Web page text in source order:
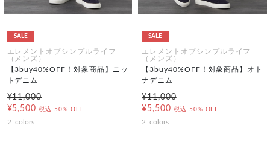
SALE
エレメントオブシンプルライフ
（メンズ）
【3buy40%OFF！対象商品】ニッ
トデニム
¥11,000
¥5,500 税込 50% OFF
2 colors
SALE
エレメントオブシンプルライフ
（メンズ）
【3buy40%OFF！対象商品】オト
ナデニム
¥11,000
¥5,500 税込 50% OFF
2 colors